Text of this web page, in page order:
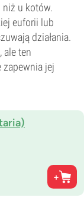
u kotów.
euforii lub
działania.
ale ten
jej